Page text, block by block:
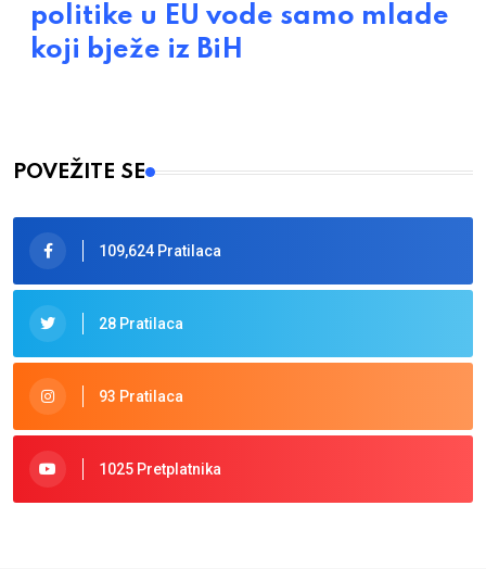
politike u EU vode samo mlade
koji bježe iz BiH
POVEŽITE SE
109,624 Pratilaca
28 Pratilaca
93 Pratilaca
1025 Pretplatnika